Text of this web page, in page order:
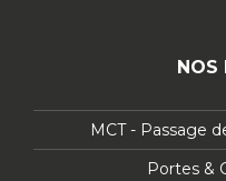
NOS
MCT - Passage
Portes &